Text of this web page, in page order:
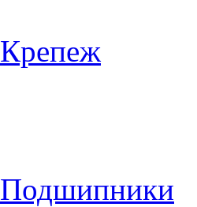
Крепеж
Подшипники